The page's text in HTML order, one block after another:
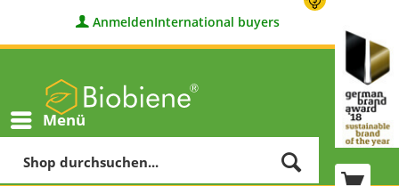
AnmeldenInternational buyers
Menü